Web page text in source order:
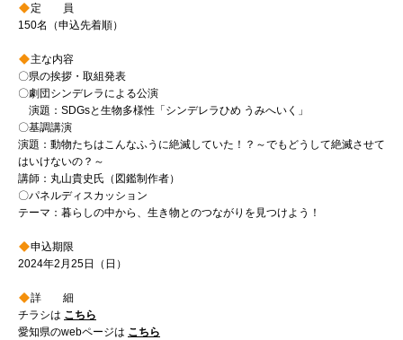
定 員
150名（申込先着順）
主な内容
〇県の挨拶・取組発表
〇劇団シンデレラによる公演
演題：SDGsと生物多様性「シンデレラひめ うみへいく」
〇基調講演
演題：動物たちはこんなふうに絶滅していた！？～でもどうして絶滅させて
はいけないの？～
講師：丸山貴史氏（図鑑制作者）
〇パネルディスカッション
テーマ：暮らしの中から、生き物とのつながりを見つけよう！
申込期限
2024年2月25日（日）
詳 細
チラシは こちら
愛知県のwebページは こちら